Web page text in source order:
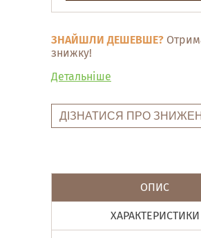
ЗНАЙШЛИ ДЕШЕВШЕ?
знижку!
Детальніше
ДІЗНАТИСЯ ПРО
ОПИС
ХАРАКТЕРИСТИКИ